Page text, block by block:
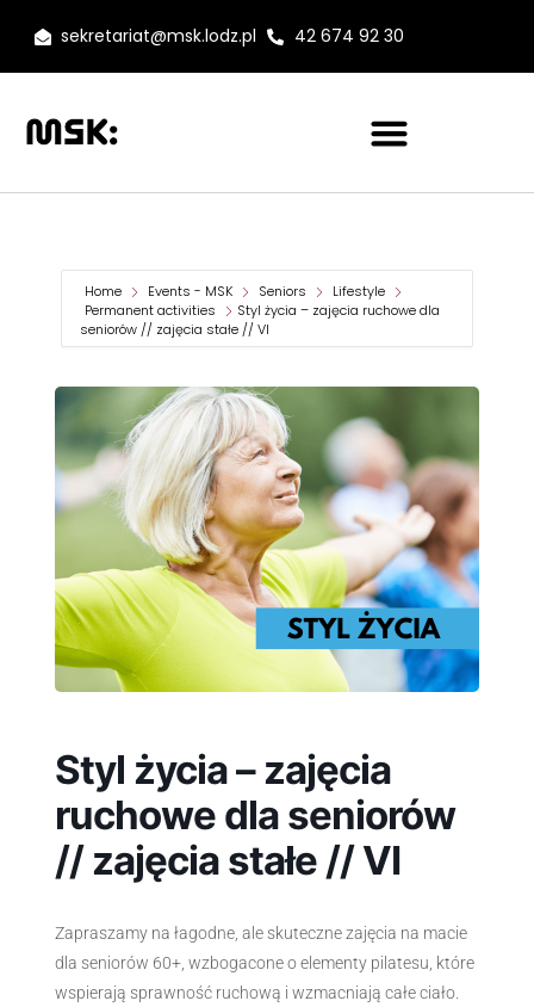
sekretariat@msk.lodz.pl 42 674 92 30
Home Events - MSK Seniors
Lifestyle
Permanent activities
Styl życia – zajęcia ruchowe dla
seniorów // zajęcia stałe // VI
Styl życia – zajęcia
ruchowe dla seniorów
// zajęcia stałe // VI
Zapraszamy na łagodne, ale skuteczne zajęcia na macie
dla seniorów 60+, wzbogacone o elementy pilatesu, które
wspierają sprawność ruchową i wzmacniają całe ciało.